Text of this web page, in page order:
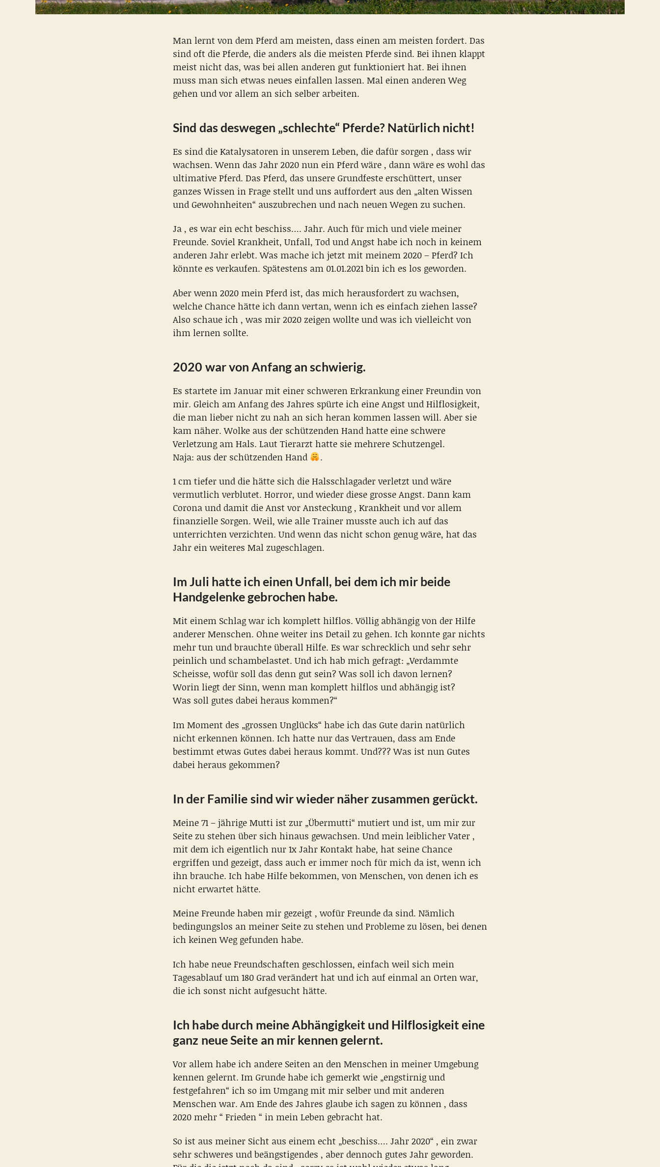
Man lernt von dem Pferd am meisten, dass einen am meisten fordert. Das
sind oft die Pferde, die anders als die meisten Pferde sind. Bei ihnen klappt
meist nicht das, was bei allen anderen gut funktioniert hat. Bei ihnen
muss man sich etwas neues einfallen lassen. Mal einen anderen Weg
gehen und vor allem an sich selber arbeiten.
Sind das deswegen „schlechte“ Pferde? Natürlich nicht!
Es sind die Katalysatoren in unserem Leben, die dafür sorgen , dass wir
wachsen. Wenn das Jahr 2020 nun ein Pferd wäre , dann wäre es wohl das
ultimative Pferd. Das Pferd, das unsere Grundfeste erschüttert, unser
ganzes Wissen in Frage stellt und uns auffordert aus den „alten Wissen
und Gewohnheiten“ auszubrechen und nach neuen Wegen zu suchen.
Ja , es war ein echt beschiss…. Jahr. Auch für mich und viele meiner
Freunde. Soviel Krankheit, Unfall, Tod und Angst habe ich noch in keinem
anderen Jahr erlebt. Was mache ich jetzt mit meinem 2020 – Pferd? Ich
könnte es verkaufen. Spätestens am 01.01.2021 bin ich es los geworden.
Aber wenn 2020 mein Pferd ist, das mich herausfordert zu wachsen,
welche Chance hätte ich dann vertan, wenn ich es einfach ziehen lasse?
Also schaue ich , was mir 2020 zeigen wollte und was ich vielleicht von
ihm lernen sollte.
2020 war von Anfang an schwierig.
Es startete im Januar mit einer schweren Erkrankung einer Freundin von
mir. Gleich am Anfang des Jahres spürte ich eine Angst und Hilflosigkeit,
die man lieber nicht zu nah an sich heran kommen lassen will. Aber sie
kam näher. Wolke aus der schützenden Hand hatte eine schwere
Verletzung am Hals. Laut Tierarzt hatte sie mehrere Schutzengel.
Naja: aus der schützenden Hand
.
1 cm tiefer und die hätte sich die Halsschlagader verletzt und wäre
vermutlich verblutet. Horror, und wieder diese grosse Angst. Dann kam
Corona und damit die Anst vor Ansteckung , Krankheit und vor allem
finanzielle Sorgen. Weil, wie alle Trainer musste auch ich auf das
unterrichten verzichten. Und wenn das nicht schon genug wäre, hat das
Jahr ein weiteres Mal zugeschlagen.
Im Juli hatte ich einen Unfall, bei dem ich mir beide
Handgelenke gebrochen habe.
Mit einem Schlag war ich komplett hilflos. Völlig abhängig von der Hilfe
anderer Menschen. Ohne weiter ins Detail zu gehen. Ich konnte gar nichts
mehr tun und brauchte überall Hilfe. Es war schrecklich und sehr sehr
peinlich und schambelastet. Und ich hab mich gefragt: „Verdammte
Scheisse, wofür soll das denn gut sein? Was soll ich davon lernen?
Worin liegt der Sinn, wenn man komplett hilflos und abhängig ist?
Was soll gutes dabei heraus kommen?“
Im Moment des „grossen Unglücks“ habe ich das Gute darin natürlich
nicht erkennen können. Ich hatte nur das Vertrauen, dass am Ende
bestimmt etwas Gutes dabei heraus kommt. Und??? Was ist nun Gutes
dabei heraus gekommen?
In der Familie sind wir wieder näher zusammen gerückt.
Meine 71 – jährige Mutti ist zur „Übermutti“ mutiert und ist, um mir zur
Seite zu stehen über sich hinaus gewachsen. Und mein leiblicher Vater ,
mit dem ich eigentlich nur 1x Jahr Kontakt habe, hat seine Chance
ergriffen und gezeigt, dass auch er immer noch für mich da ist, wenn ich
ihn brauche. Ich habe Hilfe bekommen, von Menschen, von denen ich es
nicht erwartet hätte.
Meine Freunde haben mir gezeigt , wofür Freunde da sind. Nämlich
bedingungslos an meiner Seite zu stehen und Probleme zu lösen, bei denen
ich keinen Weg gefunden habe.
Ich habe neue Freundschaften geschlossen, einfach weil sich mein
Tagesablauf um 180 Grad verändert hat und ich auf einmal an Orten war,
die ich sonst nicht aufgesucht hätte.
Ich habe durch meine Abhängigkeit und Hilflosigkeit eine
ganz neue Seite an mir kennen gelernt.
Vor allem habe ich andere Seiten an den Menschen in meiner Umgebung
kennen gelernt. Im Grunde habe ich gemerkt wie „engstirnig und
festgefahren“ ich so im Umgang mit mir selber und mit anderen
Menschen war. Am Ende des Jahres glaube ich sagen zu können , dass
2020 mehr “ Frieden “ in mein Leben gebracht hat.
So ist aus meiner Sicht aus einem echt „beschiss…. Jahr 2020“ , ein zwar
sehr schweres und beängstigendes , aber dennoch gutes Jahr geworden.